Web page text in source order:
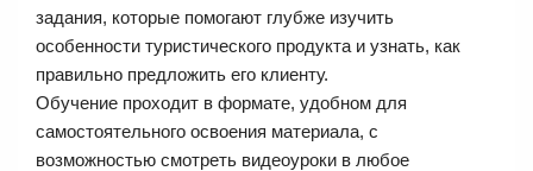
задания, которые помогают глубже изучить
особенности туристического продукта и узнать, как
правильно предложить его клиенту.
Обучение проходит в формате, удобном для
самостоятельного освоения материала, с
возможностью смотреть видеоуроки в любое